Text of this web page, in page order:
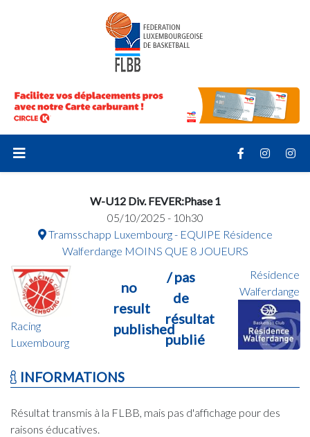
W-U12 Div. FEVER:Phase 1
05/10/2025 - 10h30
Tramsschapp Luxembourg - EQUIPE Résidence
Walferdange MOINS QUE 8 JOUEURS
Racing
Luxembourg
no
result
published
/ pas
de
résultat
publié
Résidence
Walferdange
INFORMATIONS
Résultat transmis à la FLBB, mais pas d'affichage pour des
raisons éducatives.